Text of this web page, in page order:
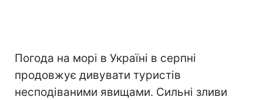
Погода на морі в Україні в серпні
продовжує дивувати туристів
несподіваними явищами. Сильні зливи